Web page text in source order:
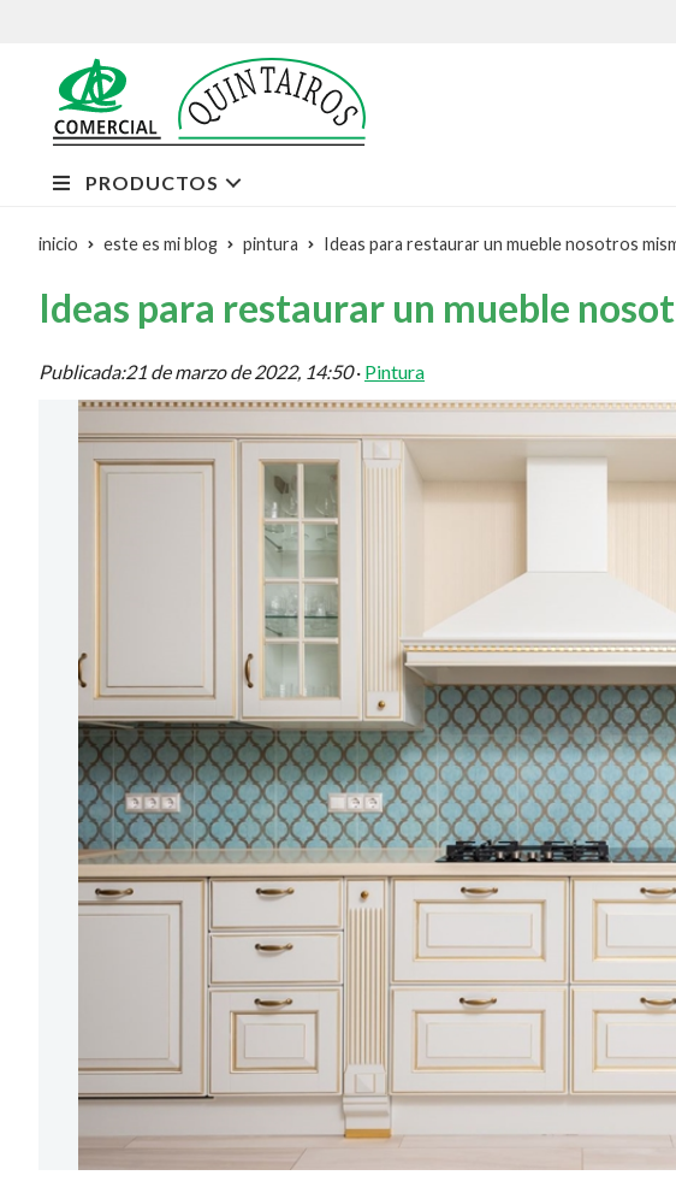
PRODUCTOS
inicio este es mi blog pintura Ideas para restaurar un mueble nosotros
Ideas para restaurar un mueble
Publicada:21 de marzo de 2022, 14:50· Pintura